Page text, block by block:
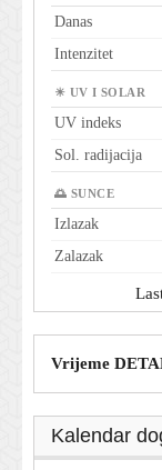
Danas
Intenzitet
☀ UV I SOLAR
UV indeks
Sol. radijacija
🌅 SUNCE
Izlazak
Zalazak
Vrijeme
Kalendar